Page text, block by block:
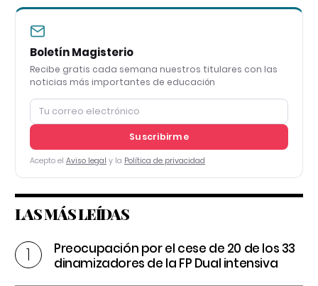
Boletín Magisterio
Recibe gratis cada semana nuestros titulares con las
noticias más importantes de educación
Suscribirme
Acepto el Aviso legal y la Política de privacidad
LAS MÁS LEÍDAS
Preocupación por el cese de 20 de los 33
dinamizadores de la FP Dual intensiva